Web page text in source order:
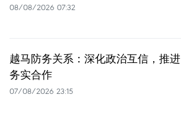
08/08/2026 07:32
越马防务关系：深化政治互信，推进
务实合作
07/08/2026 23:15